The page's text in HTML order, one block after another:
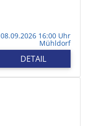
08.09.2026 16:00 Uhr
Mühldorf
DETAIL